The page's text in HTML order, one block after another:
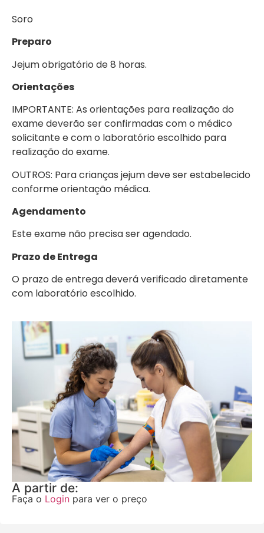
Soro
Preparo
Jejum obrigatório de 8 horas.
Orientações
IMPORTANTE: As orientações para realização do
exame deverão ser confirmadas com o médico
solicitante e com o laboratório escolhido para
realização do exame.
OUTROS: Para crianças jejum deve ser estabelecido
conforme orientação médica.
Agendamento
Este exame não precisa ser agendado.
Prazo de Entrega
O prazo de entrega deverá verificado diretamente
com laboratório escolhido.
A partir de:
Faça o Login para ver o preço